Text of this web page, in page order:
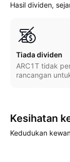
Hasil dividen,
Tiada dividen
ARC1T tidak
rancangan
Kesihatan
Kedudukan